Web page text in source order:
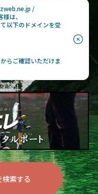
/
は、
以下のドメインを受
からご確認いただけま
索する